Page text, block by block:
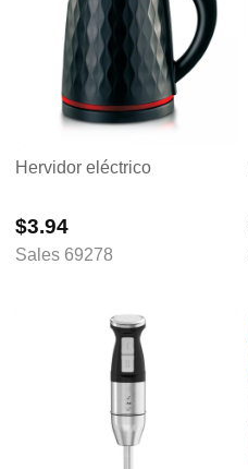
Hervidor eléctrico
$3.94
Sales 69278